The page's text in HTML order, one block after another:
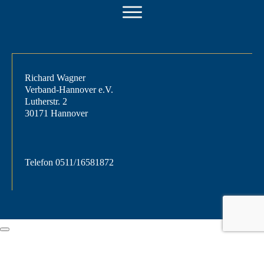
Richard Wagner
Verband-Hannover e.V.
Lutherstr. 2
30171 Hannover
Telefon 0511/16581872
Dialog